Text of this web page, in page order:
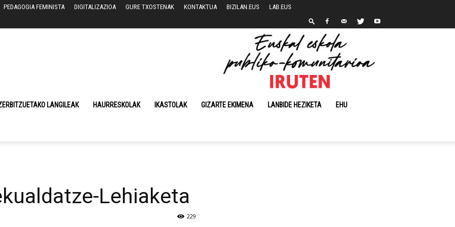
PEDAGOGIA FEMINISTA DIGITALIZAZIOA GURE TXOSTENAK KONTAKTUA BIZILAN.EUS LAB.EUS
LANGILEAK HAURRESKOLAK IKASTOLAK GIZARTE EKIMENA LANBIDE HEZIKETA EHU
Lehiaketa
229